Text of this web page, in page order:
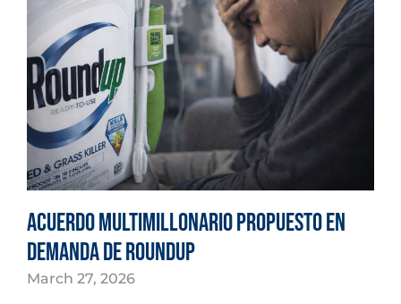
Acuerdo multimillonario propuesto en
demanda de Roundup
March 27, 2026